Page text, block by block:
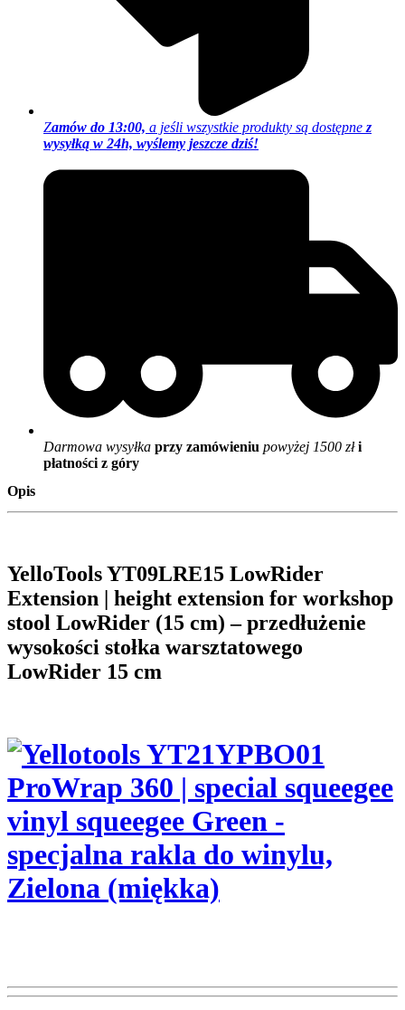
Zamów do 13:00, a jeśli wszystkie produkty są dostępne z
wysyłką w 24h, wyślemy jeszcze dziś!
Darmowa wysyłka przy zamówieniu powyżej 1500 złi
płatności z góry
Opis
YelloTools YT09LRE15 LowRider
Extension | height extension for workshop
stool LowRider (15 cm) – przedłużenie
wysokości stołka warsztatowego
LowRider 15 cm